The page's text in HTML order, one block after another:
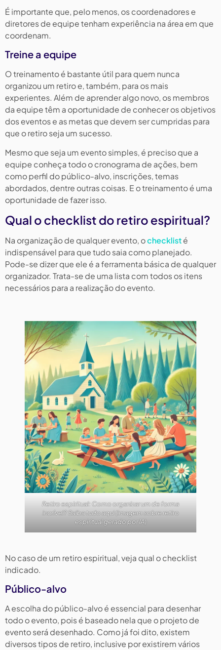
É importante que, pelo menos, os coordenadores e
diretores de equipe tenham experiência na área em que
coordenam.
Treine a equipe
O treinamento é bastante útil para quem nunca
organizou um retiro e, também, para os mais
experientes. Além de aprender algo novo, os membros
da equipe têm a oportunidade de conhecer os objetivos
dos eventos e as metas que devem ser cumpridas para
que o retiro seja um sucesso.
Mesmo que seja um evento simples, é preciso que a
equipe conheça todo o cronograma de ações, bem
como perfil do público-alvo, inscrições, temas
abordados, dentre outras coisas. E o treinamento é uma
oportunidade de fazer isso.
Qual o checklist do retiro espiritual?
Na organização de qualquer evento, ochecklisté
indispensável para que tudo saia como planejado.
Pode-se dizer que ele é a ferramenta básica de qualquer
organizador. Trata-se de uma lista com todos os itens
necessários para a realização do evento.
Retiro espiritual: Como organizar um de forma
incrível? Saiba tudo aqui (imagem sobre retiro
espiritual gerado por IA)
No caso de um retiro espiritual, veja qual o checklist
indicado.
Público-alvo
A escolha do público-alvo é essencial para desenhar
todo o evento, pois é baseado nela que o projeto de
evento será desenhado. Como já foi dito, existem
diversos tipos de retiro, inclusive por existirem vários